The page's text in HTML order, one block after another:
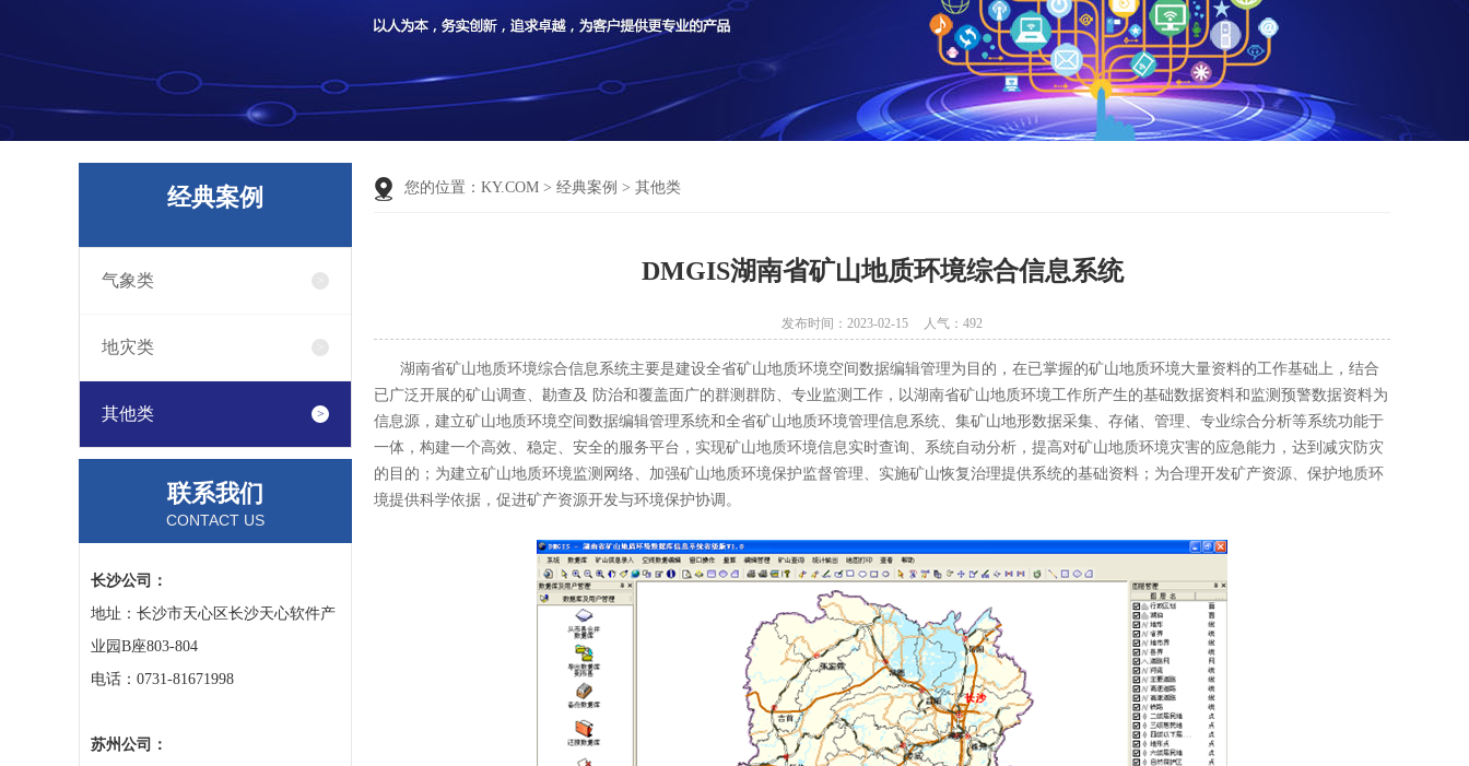
经典案例
气象类
地灾类
其他类
联系我们
CONTACT US
长沙公司：
地址：长沙市天心区长沙天心软件产
业园B座803-804
电话：0731-81671998
苏州公司：
您的位置： KY.COM > 经典案例 > 其他类
DMGIS湖南省矿山地质环境综合信息系统
发布时间：2023-02-15 人气： 492
湖南省矿山地质环境综合信息系统主要是建设全省矿山地质环境空间数据编辑管理为目的，在已掌握的矿山地质环境大量资料的工作基础上，结合
已广泛开展的矿山调查、勘查及 防治和覆盖面广的群测群防、专业监测工作，以湖南省矿山地质环境工作所产生的基础数据资料和监测预警数据资料为
信息源，建立矿山地质环境空间数据编辑管理系统和全省矿山地质环境管理信息系统、集矿山地形数据采集、存储、管理、专业综合分析等系统功能于
一体，构建一个高效、稳定、安全的服务平台，实现矿山地质环境信息实时查询、系统自动分析，提高对矿山地质环境灾害的应急能力，达到减灾防灾
的目的；为建立矿山地质环境监测网络、加强矿山地质环境保护监督管理、实施矿山恢复治理提供系统的基础资料；为合理开发矿产资源、保护地质环
境提供科学依据，促进矿产资源开发与环境保护协调。